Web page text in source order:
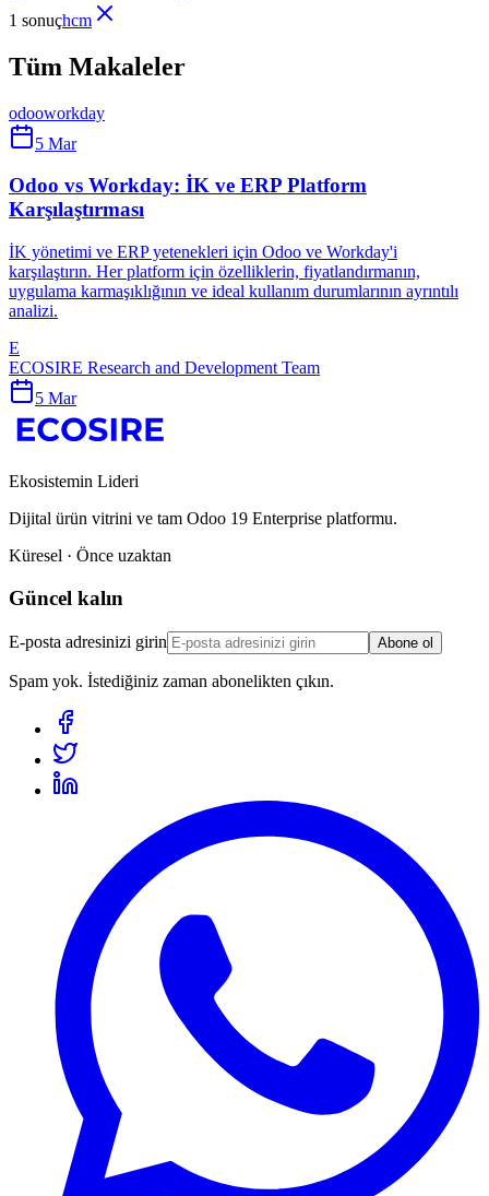
1 sonuçhcm
Tüm Makaleler
odooworkday
5 Mar
Odoo vs Workday: İK ve ERP Platform
Karşılaştırması
İK yönetimi ve ERP yetenekleri için Odoo ve Workday'i
karşılaştırın. Her platform için özelliklerin, fiyatlandırmanın,
uygulama karmaşıklığının ve ideal kullanım durumlarının ayrıntılı
analizi.
E
ECOSIRE Research and Development Team
5 Mar
Ekosistemin Lideri
Dijital ürün vitrini ve tam Odoo 19 Enterprise platformu.
Küresel · Önce uzaktan
Güncel kalın
E-posta adresinizi girin Abone ol
Spam yok. İstediğiniz zaman abonelikten çıkın.